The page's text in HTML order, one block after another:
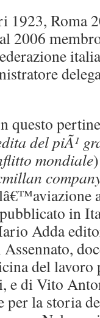
1923, Roma
2006
questo
del piÃ¹
mondiale
in
Adda
del lavoro
di Vito
la storia